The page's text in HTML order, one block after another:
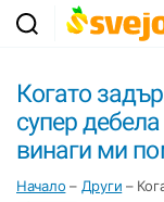
Когато
супер
винаги ми
Начало – Други –